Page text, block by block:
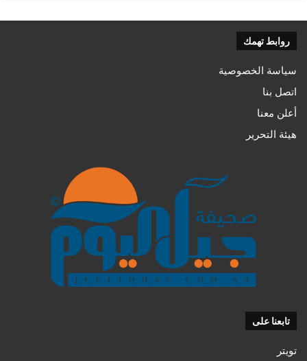
روابط تهمك
سياسة الخصوصية
اتصل بنا
أعلن معنا
هيئة التحرير
تابعنا على
تويتر